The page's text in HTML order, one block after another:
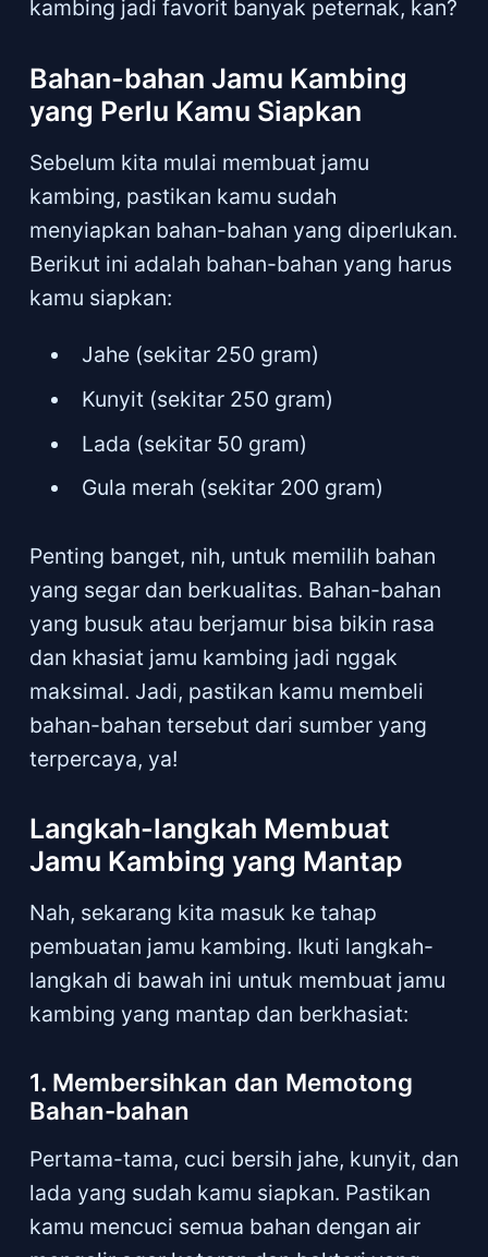
kambing jadi favorit banyak peternak, kan?
Bahan-bahan Jamu Kambing
yang Perlu Kamu Siapkan
Sebelum kita mulai membuat jamu
kambing, pastikan kamu sudah
menyiapkan bahan-bahan yang diperlukan.
Berikut ini adalah bahan-bahan yang harus
kamu siapkan:
Jahe (sekitar 250 gram)
Kunyit (sekitar 250 gram)
Lada (sekitar 50 gram)
Gula merah (sekitar 200 gram)
Penting banget, nih, untuk memilih bahan
yang segar dan berkualitas. Bahan-bahan
yang busuk atau berjamur bisa bikin rasa
dan khasiat jamu kambing jadi nggak
maksimal. Jadi, pastikan kamu membeli
bahan-bahan tersebut dari sumber yang
terpercaya, ya!
Langkah-langkah Membuat
Jamu Kambing yang Mantap
Nah, sekarang kita masuk ke tahap
pembuatan jamu kambing. Ikuti langkah-
langkah di bawah ini untuk membuat jamu
kambing yang mantap dan berkhasiat:
1. Membersihkan dan Memotong
Bahan-bahan
Pertama-tama, cuci bersih jahe, kunyit, dan
lada yang sudah kamu siapkan. Pastikan
kamu mencuci semua bahan dengan air